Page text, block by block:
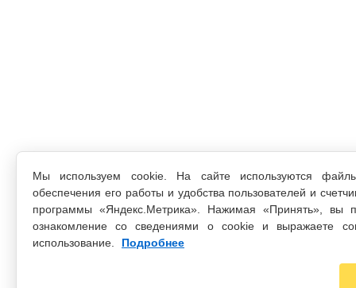
Мы используем cookie. На сайте используются
обеспечения его работы и удобства пользователей и
программы «Яндекс.Метрика». Нажимая «Принять», вы
ознакомление со сведениями о cookie и выражаете
использование.
Подробнее